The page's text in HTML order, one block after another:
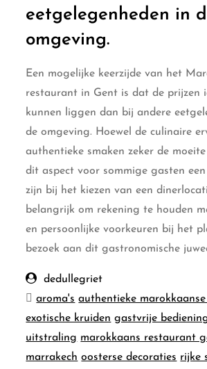
eetgelegenheden in
omgeving.
Een mogelijke keerzijde van het
restaurant in Gent is dat de prijzen
kunnen liggen dan bij andere
de omgeving. Hoewel de culinaire
authentieke smaken zeker de
dit aspect voor sommige gasten
zijn bij het kiezen van een
belangrijk om rekening te houden
en persoonlijke voorkeuren bij het
bezoek aan dit gastronomische
dedullegriet
aroma's authentieke
exotische kruiden gastvrije
uitstraling marokkaans restaurant
marrakech oosterse decoraties rijke